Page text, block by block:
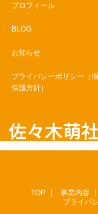
プロフィール
BLOG
お知らせ
プライバシーポリシー（
保護方針）
佐々木萌
TOP 事業内容
プライバ